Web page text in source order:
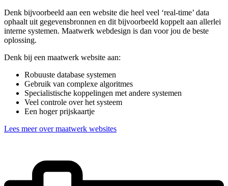
Denk bijvoorbeeld aan een website die heel veel ‘real-time’ data
ophaalt uit gegevensbronnen en dit bijvoorbeeld koppelt aan allerlei
interne systemen. Maatwerk webdesign is dan voor jou de beste
oplossing.
Denk bij een maatwerk website aan:
Robuuste database systemen
Gebruik van complexe algoritmes
Specialistische koppelingen met andere systemen
Veel controle over het systeem
Een hoger prijskaartje
Lees meer over maatwerk websites